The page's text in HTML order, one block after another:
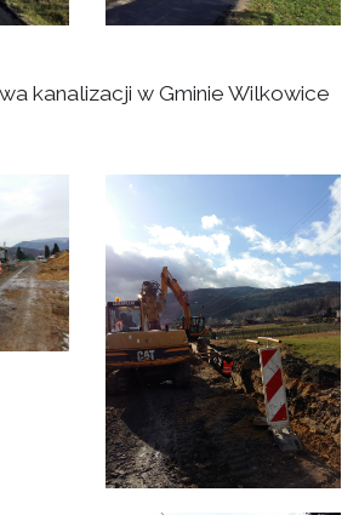
kanalizacji w Gminie Wilkowice